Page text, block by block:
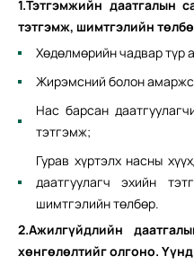
1.Тэтгэмжийн даатгалын
тэтгэмж, шимтгэлийн
Хөдөлмөрийн чадвар түр
Жирэмсний болон
Нас барсан
тэтгэмж;
Гурав хүртэлх насны
даатгуулагч эхийн
шимтгэлийн төлбөр.
2.Ажилгүйдлийн
хөнгөлөлтийг олгоно.